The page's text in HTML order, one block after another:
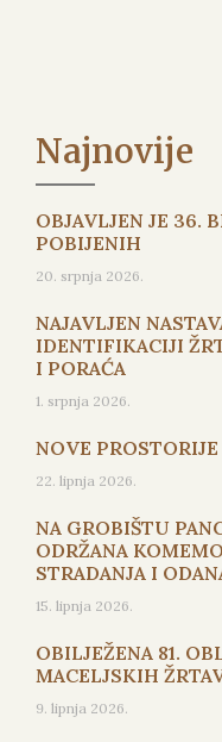
Najnovije
OBJAVLJEN JE 36.
POBIJENIH
20. srpnja 2026.
NAJAVLJEN
IDENTIFIKACIJI
I PORAĆA
1. srpnja 2026.
NOVE
22. lipnja 2026.
NA GROBIŠTU
ODRŽANA
STRADANJA I
15. lipnja 2026.
OBILJEŽENA 81.
MACELJSKIH
9. lipnja 2026.